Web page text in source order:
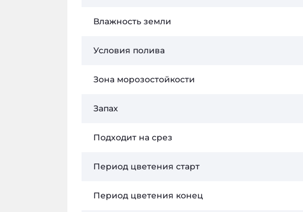
Влажность земли
Условия полива
Зона морозостойкости
Запах
Подходит на срез
Период цветения старт
Период цветения конец